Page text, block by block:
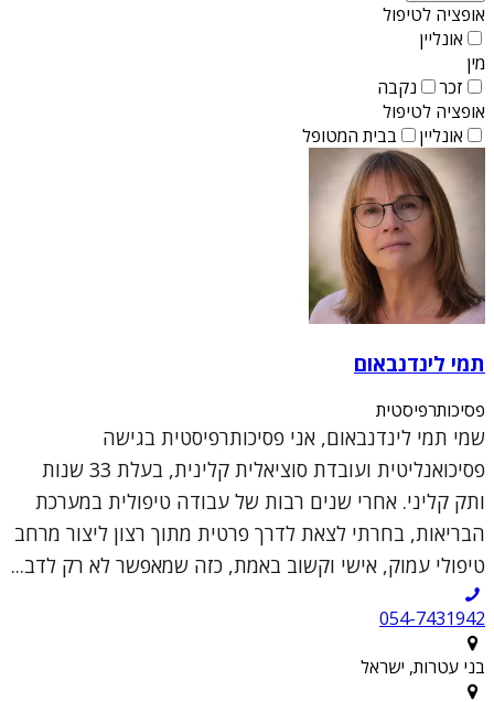
אופציה לטיפול
אונליין
מין
זכר
נקבה
אופציה לטיפול
אונליין
בבית המטופל
תמי לינדנבאום
פסיכותרפיסטית
שמי תמי לינדנבאום, אני פסיכותרפיסטית בגישה
פסיכואנליטית ועובדת סוציאלית קלינית, בעלת 33 שנות
ותק קליני. אחרי שנים רבות של עבודה טיפולית במערכת
הבריאות, בחרתי לצאת לדרך פרטית מתוך רצון ליצור מרחב
טיפולי עמוק, אישי וקשוב באמת, כזה שמאפשר לא רק לדב...
054-7431942
בני עטרות, ישראל